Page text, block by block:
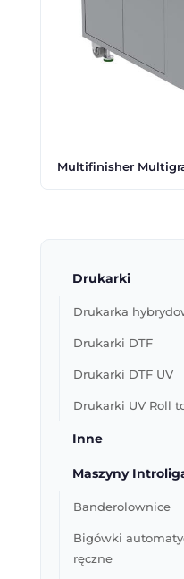
Multifinisher
Drukarki
Drukarka
Drukarki DTF
Drukarki DTF UV
Drukarki UV Roll
Inne
Maszyny
Banderolownice
Bigówki
ręczne